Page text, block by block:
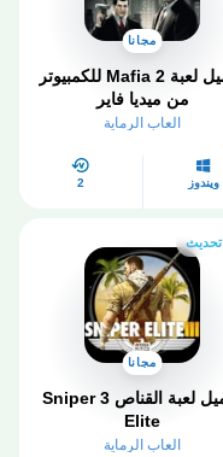
مجانا
تحميل لعبة Mafia 2 للكمبيوتر
من ميديا فاير
العاب الرماية
ويندوز 2
تحديث
مجانا
تحميل لعبة القناص 3 Sniper
Elite
العاب الرماية